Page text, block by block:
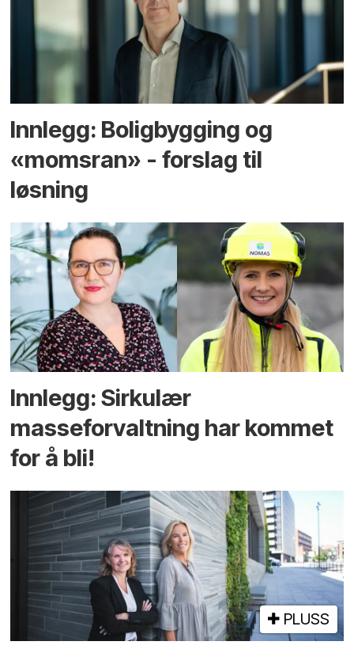
Innlegg: Boligbygging og
«momsran» - forslag til
løsning
Innlegg: Sirkulær
masseforvaltning har kommet
for å bli!
PLUSS